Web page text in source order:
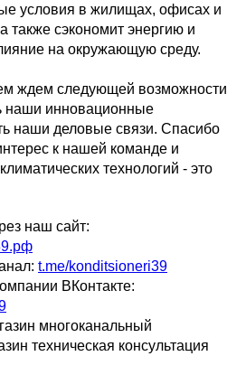
условия в жилищах, офисах и
также сэкономит энергию и
на окружающую среду.
ждем следующей возможности
наши инновационные
наши деловые связи. Спасибо
к нашей команде и
технологий - это
наш сайт:
t.me/konditsioneri39
ВКонтакте:
многоканальный
техническая консультация